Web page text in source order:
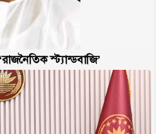
স্ট্যান্ডবাজি’